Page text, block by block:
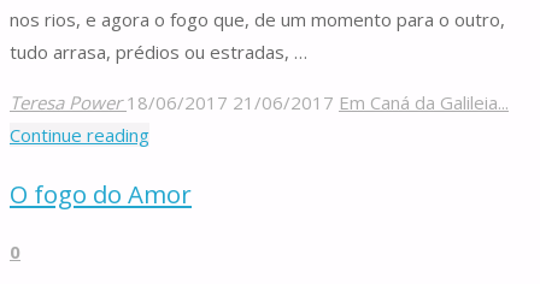
nos rios, e agora o fogo que, de um momento para o outro,
tudo arrasa, prédios ou estradas, …
Teresa Power 18/06/2017 21/06/2017 Em Caná da Galileia...
Continue reading"E
eu
O fogo do Amor
0